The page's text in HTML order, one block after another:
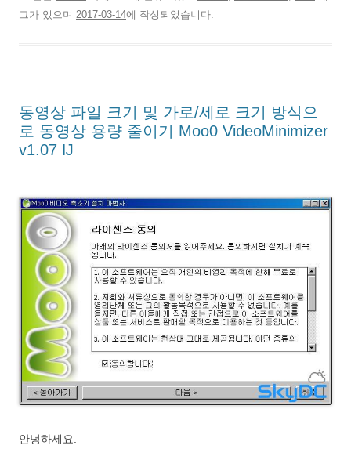
그가 있으며 2017-03-14에 작성되었습니다.
동영상 파일 크기 및 가로/세로 크기 방식으
로 동영상 용량 줄이기 Moo0 VideoMinimizer
v1.07 Ĳ
안녕하세요.